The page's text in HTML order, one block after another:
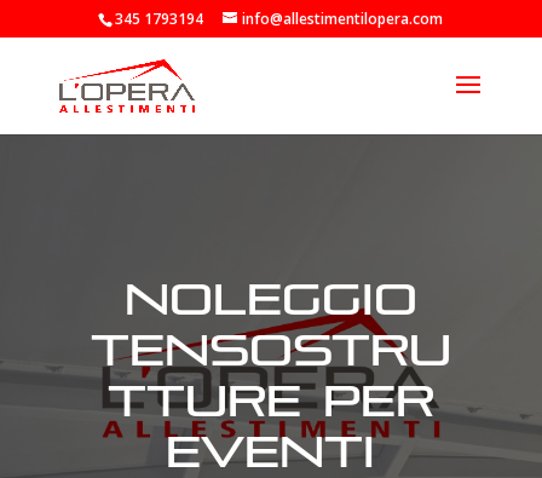
345 1793194 info@allestimentilopera.com
noleggio
tensostru
tture per
eventi